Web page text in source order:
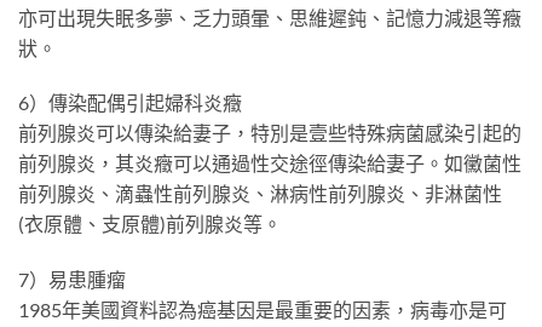
亦可出現失眠多夢、乏力頭暈、思維遲鈍、記憶力減退等癥
狀。
6）傳染配偶引起婦科炎癥
前列腺炎可以傳染給妻子，特別是壹些特殊病菌感染引起的
前列腺炎，其炎癥可以通過性交途徑傳染給妻子。如黴菌性
前列腺炎、滴蟲性前列腺炎、淋病性前列腺炎、非淋菌性
(衣原體、支原體)前列腺炎等。
7）易患腫瘤
1985年美國資料認為癌基因是最重要的因素，病毒亦是可